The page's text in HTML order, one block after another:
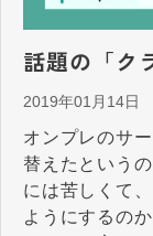
話題の「ク
2019年01月14日
オンプレのサ
替えたという
には苦しくて
ようにするの